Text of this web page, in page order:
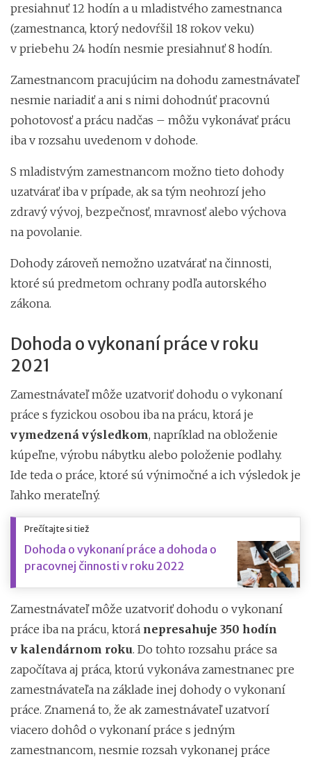
presiahnuť 12 hodín a u mladistvého zamestnanca
(zamestnanca, ktorý nedovŕšil 18 rokov veku)
v priebehu 24 hodín nesmie presiahnuť 8 hodín.
Zamestnancom pracujúcim na dohodu zamestnávateľ
nesmie nariadiť a ani s nimi dohodnúť pracovnú
pohotovosť a prácu nadčas – môžu vykonávať prácu
iba v rozsahu uvedenom v dohode.
S mladistvým zamestnancom možno tieto dohody
uzatvárať iba v prípade, ak sa tým neohrozí jeho
zdravý vývoj, bezpečnosť, mravnosť alebo výchova
na povolanie.
Dohody zároveň nemožno uzatvárať na činnosti,
ktoré sú predmetom ochrany podľa autorského
zákona.
Dohoda o vykonaní práce v roku
2021
Zamestnávateľ môže uzatvoriť dohodu o vykonaní
práce s fyzickou osobou iba na prácu, ktorá je
vymedzená výsledkom, napríklad na obloženie
kúpeľne, výrobu nábytku alebo položenie podlahy.
Ide teda o práce, ktoré sú výnimočné a ich výsledok je
ľahko merateľný.
Prečítajte si tiež
Dohoda o vykonaní práce a dohoda o
pracovnej činnosti v roku 2022
Zamestnávateľ môže uzatvoriť dohodu o vykonaní
práce iba na prácu, ktorá nepresahuje 350 hodín
v kalendárnom roku. Do tohto rozsahu práce sa
započítava aj práca, ktorú vykonáva zamestnanec pre
zamestnávateľa na základe inej dohody o vykonaní
práce. Znamená to, že ak zamestnávateľ uzatvorí
viacero dohôd o vykonaní práce s jedným
zamestnancom, nesmie rozsah vykonanej práce